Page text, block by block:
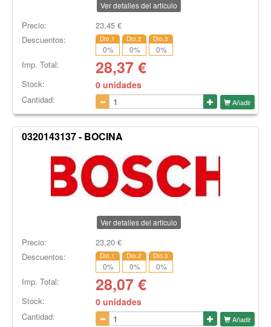
Ver detalles del artículo
Precio: 23,45€
Descuentos:
Dto.1
0%
Dto.2
0%
Dto.3
0%
Imp. Total: 28,37€
Stock: 0 unidades
Cantidad: Añadir
0320143137 - BOCINA
Ver detalles del artículo
Precio: 23,20€
Descuentos:
Dto.1
0%
Dto.2
0%
Dto.3
0%
Imp. Total: 28,07€
Stock: 0 unidades
Cantidad: Añadir